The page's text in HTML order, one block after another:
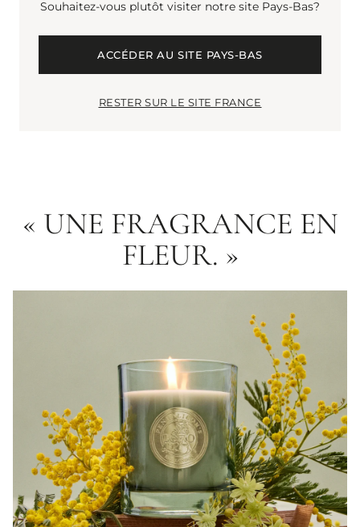
« UNE FRAGRANCE EN
FLEUR. »
Souhaitez-vous plutôt visiter notre site Pays-Bas?
ACCÉDER AU SITE PAYS-BAS
RESTER SUR LE SITE FRANCE